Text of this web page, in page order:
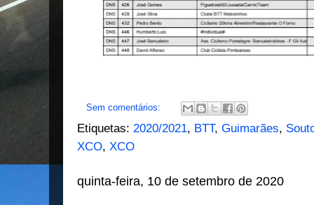
Sem comentários:
Etiquetas: 2020/2021, BTT, Guimarães,
XCO, XCO
quinta-feira, 10 de setembro de 2020